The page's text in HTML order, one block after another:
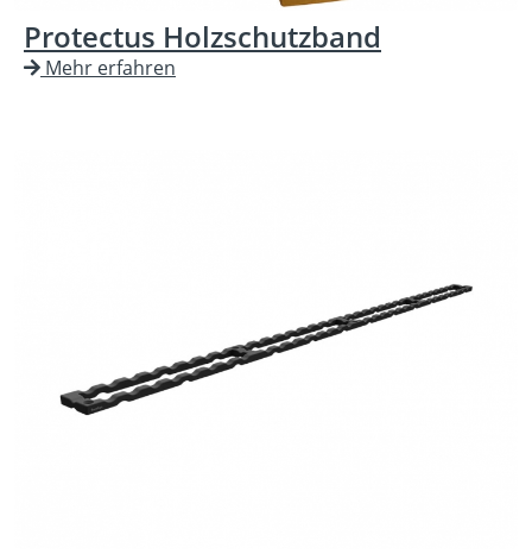
Protectus Holzschutzband
Mehr erfahren